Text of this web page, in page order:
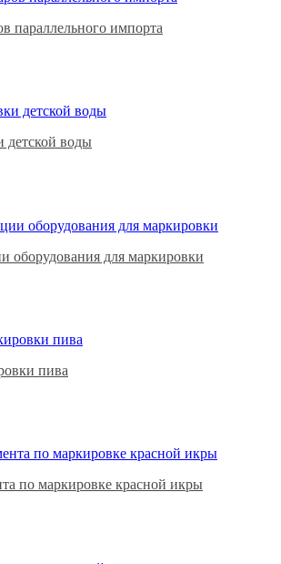
параллельного импорта
детской воды
оборудования для маркировки
пива
по маркировке красной икры